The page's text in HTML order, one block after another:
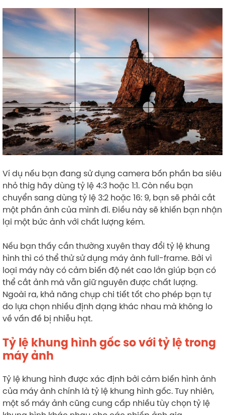
Ví dụ nếu bạn đang sử dụng camera bốn phần ba siêu
nhỏ thig hãy dùng tỷ lệ 4:3 hoặc 1:1. Còn nếu bạn
chuyển sang dùng tỷ lệ 3:2 hoặc 16: 9, bạn sẽ phải cắt
một phần ảnh của mình đi. Điều này sẽ khiến bạn nhận
lại một bức ảnh với chất lượng kém.
Nếu bạn thấy cần thường xuyên thay đổi tỷ lệ khung
hình thì có thể thử sử dụng máy ảnh full-frame. Bởi vì
loại máy này có cảm biến độ nét cao lớn giúp bạn có
thể cắt ảnh mà vẫn giữ nguyên được chất lượng.
Ngoài ra, khả năng chụp chi tiết tốt cho phép bạn tự
do lựa chọn nhiều định dạng khác nhau mà không lo
về vấn đề bị nhiễu hạt.
Tỷ lệ khung hình gốc so với tỷ lệ trong
máy ảnh
Tỷ lệ khung hình được xác định bởi cảm biến hình ảnh
của máy ảnh chính là tỷ lệ khung hình gốc. Tuy nhiên,
một số máy ảnh cũng cung cấp nhiều tùy chọn tỷ lệ